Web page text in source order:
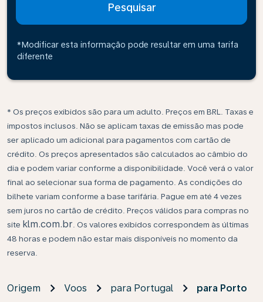
Pesquisar
*Modificar esta informação pode resultar em uma tarifa
diferente
* Os preços exibidos são para um adulto. Preços em BRL. Taxas e
impostos inclusos. Não se aplicam taxas de emissão mas pode
ser aplicado um adicional para pagamentos com cartão de
crédito. Os preços apresentados são calculados ao câmbio do
dia e podem variar conforme a disponibilidade. Você verá o valor
final ao selecionar sua forma de pagamento. As condições do
bilhete variam conforme a base tarifária. Pague em até 4 vezes
sem juros no cartão de crédito. Preços válidos para compras no
site klm.com.br . Os valores exibidos correspondem às últimas
48 horas e podem não estar mais disponíveis no momento da
reserva.
Origem Voos para Portugal para Porto